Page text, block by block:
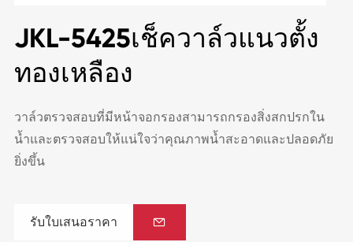
JKL-5425เช็ควาล์วแนวตั้ง
ทองเหลือง
วาล์วตรวจสอบที่มีหน้าจอกรองสามารถกรองสิ่งสกปรกใน
น้ำและตรวจสอบให้แน่ใจว่าคุณภาพน้ำสะอาดและปลอดภัย
ยิ่งขึ้น
รับใบเสนอราคา 